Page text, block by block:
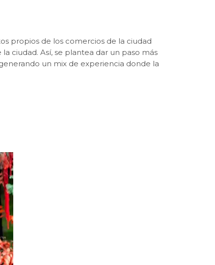
propios de los comercios de la ciudad
ciudad. Así, se plantea dar un paso más
un mix de experiencia donde la